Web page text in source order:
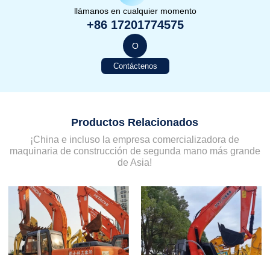
llámanos en cualquier momento
+86 17201774575
O
Contáctenos
Productos Relacionados
¡China e incluso la empresa comercializadora de
maquinaria de construcción de segunda mano más grande
de Asia!